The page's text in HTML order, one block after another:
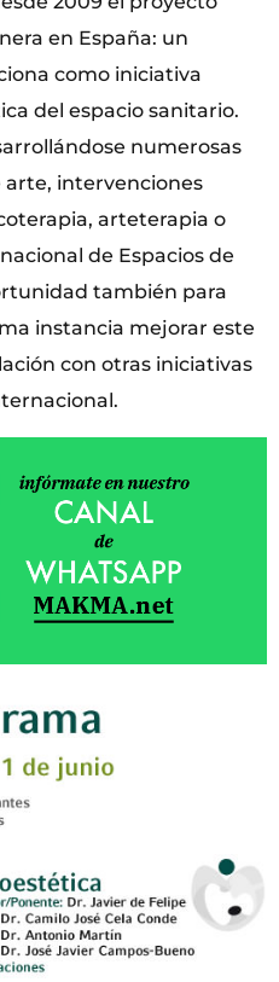
en España: un
como iniciativa
del espacio sanitario.
numerosas
arte, intervenciones
arteterapia o
de Espacios de
también para
instancia mejorar este
con otras iniciativas